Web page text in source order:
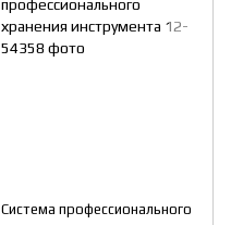
Система профессионального